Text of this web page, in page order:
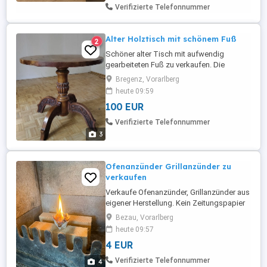
nahezu ...
Verifizierte Telefonnummer
3
2 Alter Holztisch mit schönem Fuß
Schöner alter Tisch mit aufwendig
gearbeiteten Fuß zu verkaufen. Die
Tischplatte braucht etwas Liebe und
handwerkliches Geschick zur
Aufarbeitung.
Bregenz, Vorarlberg
heute 09:59
100 EUR
Verifizierte Telefonnummer
4
Ofenanzünder Grillanzünder zu
verkaufen
Verkaufe Ofenanzünder, Grillanzünder aus
eigener Herstellung. Kein Zeitungspapier
oder Papiermüll mehr um das Holz
anzuzünden! Benutze nur noch eines der
Grillanzünder aus Eierkarton, Sägespähne
und Wachs. - Brenndauer 7-10 Minuten -
Kein Diesel oder Benzingeruch -
Bezau, Vorarlberg
heute 09:57
4 EUR
Verifizierte Telefonnummer